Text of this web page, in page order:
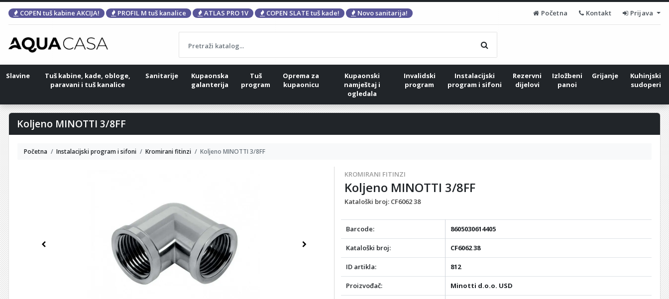
COPEN tuš kabine AKCIJA! PROFIL M tuš kanalice ATLAS PRO 1V COPEN SLATE tuš kade! Novo sanitarija! Početna Kontakt Prijava
Slavine
Tuš kabine, kade, obloge,
paravani i tuš kanalice
Sanitarije
Kupaonska
galanterija
Tuš
program
Oprema za
kupaonicu
Kupaonski
namještaj i
ogledala
Invalidski
program
Instalacijski
program i sifoni
Rezervni
dijelovi
Izložbeni
panoi
Grijanje
Kuhinjski
sudoperi
Koljeno MINOTTI 3/8FF
Početna Instalacijski program i sifoni Kromirani fitinzi Koljeno MINOTTI 3/8FF
Previous Next
KROMIRANI FITINZI
Koljeno MINOTTI 3/8FF
Kataloški broj: CF6062 38
Barcode: 8605030614405
Kataloški broj: CF6062 38
ID artikla: 812
Proizvođač: Minotti d.o.o. USD